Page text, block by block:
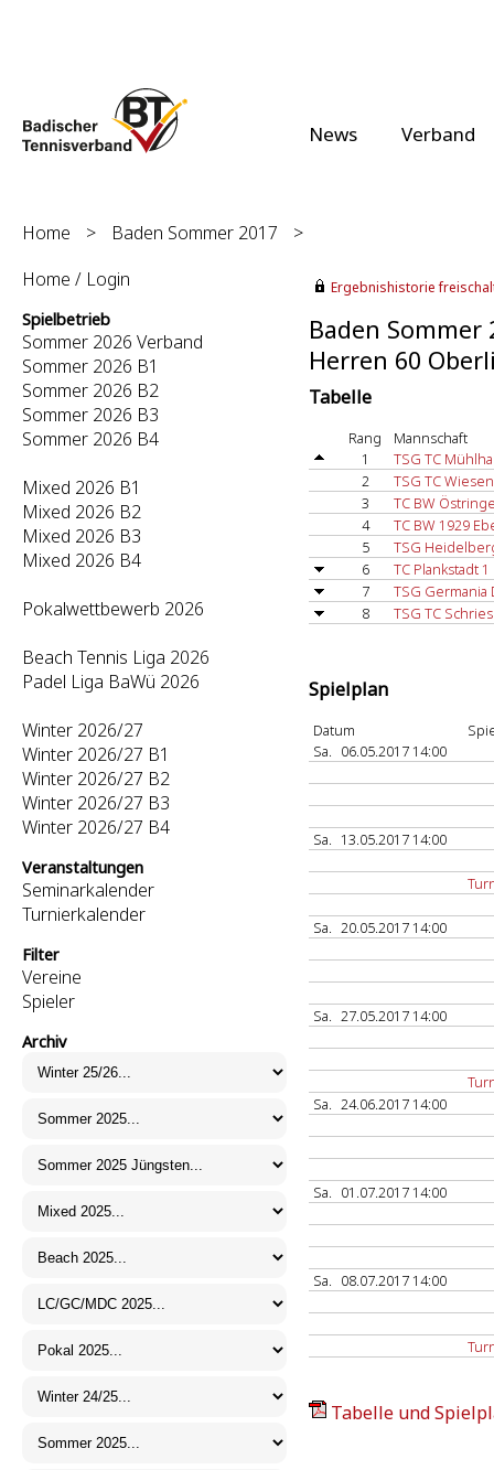
News Verband
Home > Baden Sommer 2017
>
Home / Login
Spielbetrieb
Sommer 2026 Verband
Sommer 2026 B1
Sommer 2026 B2
Sommer 2026 B3
Sommer 2026 B4
Mixed 2026 B1
Mixed 2026 B2
Mixed 2026 B3
Mixed 2026 B4
Pokalwettbewerb 2026
Beach Tennis Liga 2026
Padel Liga BaWü 2026
Winter 2026/27
Winter 2026/27 B1
Winter 2026/27 B2
Winter 2026/27 B3
Winter 2026/27 B4
Veranstaltungen
Seminarkalender
Turnierkalender
Filter
Vereine
Spieler
Archiv
Ergebnishistorie
Baden Sommer
Herren 60
Tabelle
Rang
Mannschaft
1
TSG TC
2
TSG TC
3
TC BW
4
TC BW 1929
5
TSG
6
TC Plankstadt 1
7
TSG
8
TSG TC
Spielplan
Datum
Sa. 06.05.2017 14:00
Sa. 13.05.2017 14:00
Sa. 20.05.2017 14:00
Sa. 27.05.2017 14:00
Sa. 24.06.2017 14:00
Sa. 01.07.2017 14:00
Sa. 08.07.2017 14:00
Tabelle und